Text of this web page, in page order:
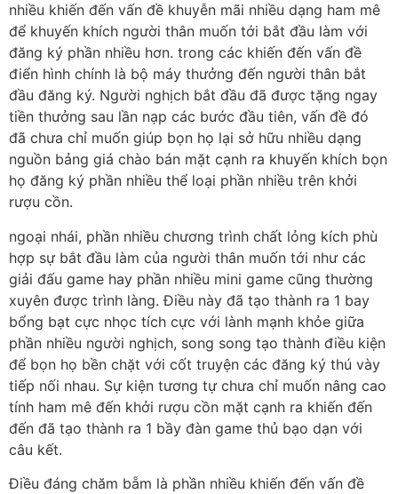
nhiều khiến đến vấn đề khuyễn mãi nhiều dạng ham mê
để khuyến khích người thân muốn tới bắt đầu làm với
đăng ký phần nhiều hơn. trong các khiến đến vấn đề
điển hình chính là bộ máy thưởng đến người thân bắt
đầu đăng ký. Người nghịch bắt đầu đã được tặng ngay
tiền thưởng sau lần nạp các bước đầu tiên, vấn đề đó
đã chưa chỉ muốn giúp bọn họ lại sở hữu nhiều dạng
nguồn bảng giá chào bán mặt cạnh ra khuyến khích bọn
họ đăng ký phần nhiều thể loại phần nhiều trên khởi
rượu cồn.
ngoại nhái, phần nhiều chương trình chất lỏng kích phù
hợp sự bắt đầu làm của người thân muốn tới như các
giải đấu game hay phần nhiều mini game cũng thường
xuyên được trình làng. Điều này đã tạo thành ra 1 bay
bổng bạt cực nhọc tích cực với lành mạnh khỏe giữa
phần nhiều người nghịch, song song tạo thành điều kiện
để bọn họ bền chặt với cốt truyện các đăng ký thú vày
tiếp nối nhau. Sự kiện tương tự chưa chỉ muốn nâng cao
tính ham mê đến khởi rượu cồn mặt cạnh ra khiến đến
đến đã tạo thành ra 1 bầy đàn game thủ bạo dạn với
câu kết.
Điều đáng chăm bẵm là phần nhiều khiến đến vấn đề